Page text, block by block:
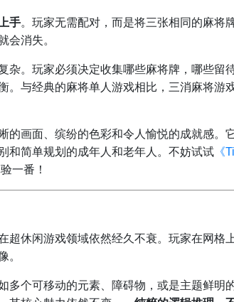
手。玩家无需配对，而是将三张相同的麻将
会消失。
杂。玩家必须决定收集哪些麻将牌，哪些留
。与经典的麻将单人游戏相比，三消麻将游
的画面、缤纷的色彩和令人愉悦的成就感。
和简单规划的成年人和老年人。不妨试试 《
一番！
超休闲游戏领域依然经久不衰。玩家在网格
。
多个可移动的元素、障碍物，或是主题鲜明